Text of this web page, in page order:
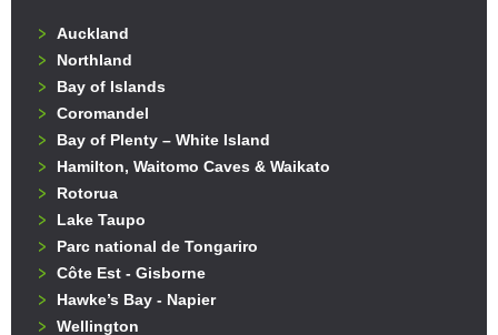
Auckland
Northland
Bay of Islands
Coromandel
Bay of Plenty – White Island
Hamilton, Waitomo Caves & Waikato
Rotorua
Lake Taupo
Parc national de Tongariro
Côte Est - Gisborne
Hawke’s Bay - Napier
Wellington